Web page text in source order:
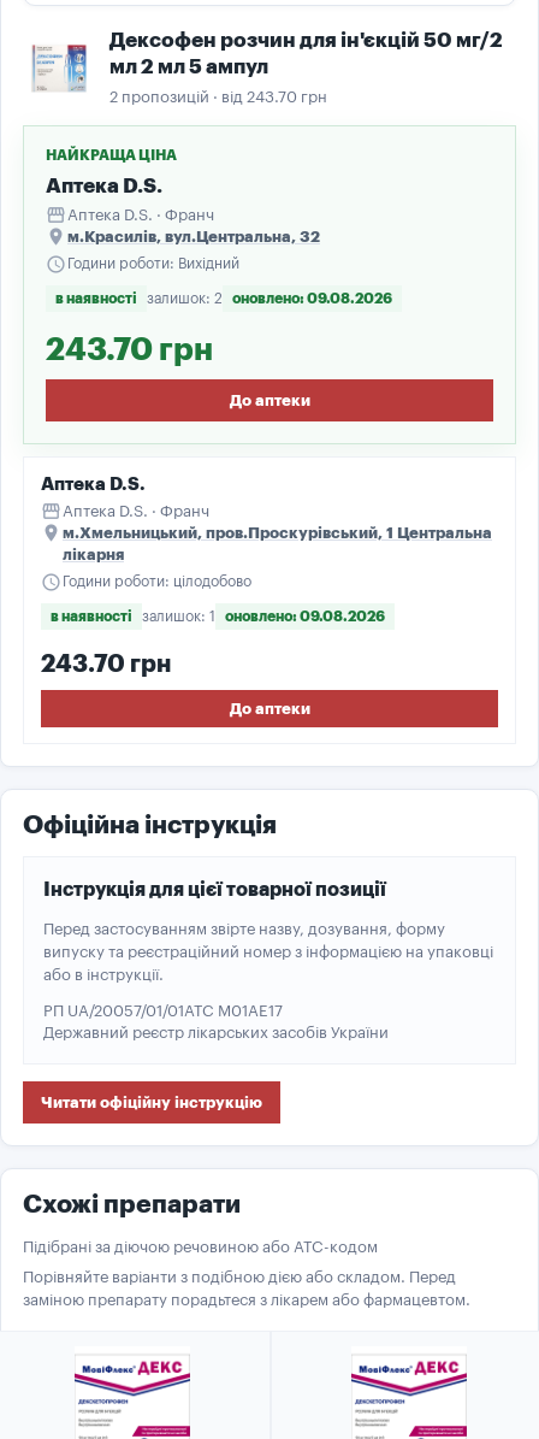
Дексофен розчин для ін'єкцій 50 мг/2
мл 2 мл 5 ампул
2 пропозицій · від 243.70 грн
НАЙКРАЩА ЦІНА
Аптека D.S.
storefront Аптека D.S. · Франч
place м.Красилів, вул.Центральна, 32
schedule Години роботи: Вихідний
в наявності залишок: 2 оновлено: 09.08.2026
243.70 грн
До аптеки
Аптека D.S.
storefront Аптека D.S. · Франч
place м.Хмельницький, пров.Проскурівський, 1 Центральна
лікарня
schedule Години роботи: цілодобово
в наявності залишок: 1 оновлено: 09.08.2026
243.70 грн
До аптеки
Офіційна інструкція
Інструкція для цієї товарної позиції
Перед застосуванням звірте назву, дозування, форму
випуску та реєстраційний номер з інформацією на упаковці
або в інструкції.
РП UA/20057/01/01ATC M01AE17
Державний реєстр лікарських засобів України
Читати офіційну інструкцію
Схожі препарати
Підібрані за діючою речовиною або ATC-кодом
Порівняйте варіанти з подібною дією або складом. Перед
заміною препарату порадьтеся з лікарем або фармацевтом.